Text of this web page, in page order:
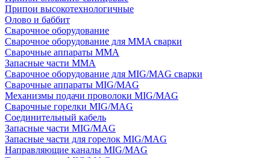
Припои высокотехнологичные
Олово и баббит
Сварочное оборудование
Сварочное оборудование для MMA сварки
Сварочные аппараты MMA
Запасные части MMA
Сварочное оборудование для MIG/MAG сварки
Сварочные аппараты MIG/MAG
Механизмы подачи проволоки MIG/MAG
Сварочные горелки MIG/MAG
Соединительный кабель
Запасные части MIG/MAG
Запасные части для горелок MIG/MAG
Направляющие каналы MIG/MAG